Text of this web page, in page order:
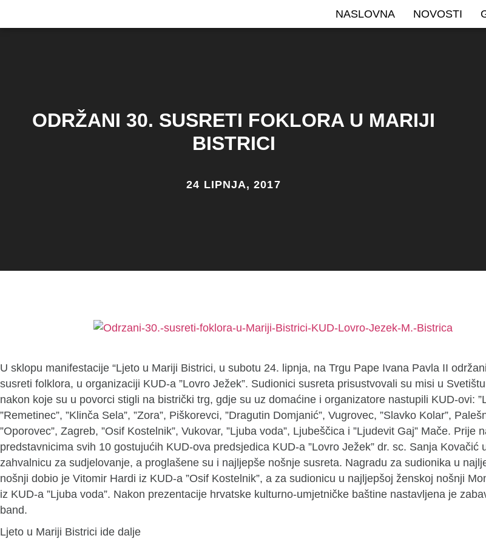
NASLOVNA NOVOSTI
ODRŽANI 30. SUSRETI FOKLORA U MARIJI
BISTRICI
24 LIPNJA, 2017
U sklopu manifestacije “Ljeto u Mariji Bistrici, u subotu 24. lipnja, na Trgu Pape Ivana Pavla II
susreti folklora, u organizaciji KUD-a ”Lovro Ježek”. Sudionici susreta prisustvovali su misi u
nakon koje su u povorci stigli na bistrički trg, gdje su uz domaćine i organizatore nastupili KUD-ovi:
”Remetinec”, ”Klinča Sela”, ”Zora”, Piškorevci, ”Dragutin Domjanić”, Vugrovec, ”Slavko Kolar”,
”Oporovec”, Zagreb, ”Osif Kostelnik”, Vukovar, ”Ljuba voda”, Ljubeščica i ”Ljudevit Gaj” Mače. Prije
predstavnicima svih 10 gostujućih KUD-ova predsjedica KUD-a ”Lovro Ježek” dr. sc. Sanja Kovačić
zahvalnicu za sudjelovanje, a proglašene su i najljepše nošnje susreta. Nagradu za sudionika u
nošnji dobio je Vitomir Hardi iz KUD-a ”Osif Kostelnik”, a za sudionicu u najljepšoj ženskoj nošnji
iz KUD-a ”Ljuba voda”. Nakon prezentacije hrvatske kulturno-umjetničke baštine nastavljena je
band.
Ljeto u Mariji Bistrici ide dalje